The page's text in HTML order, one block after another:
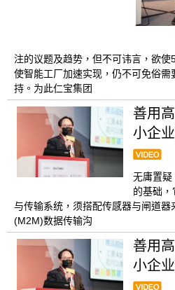
注的议题及趋势，但不可讳言，欲
使智能工厂加速实现，仍不可免俗需
持。为此仁宝集团
善用
小企
无庸置
的基础，
与传输系统，须搭配传感器与闸道器
(M2M)数据传输沟
善用
小企